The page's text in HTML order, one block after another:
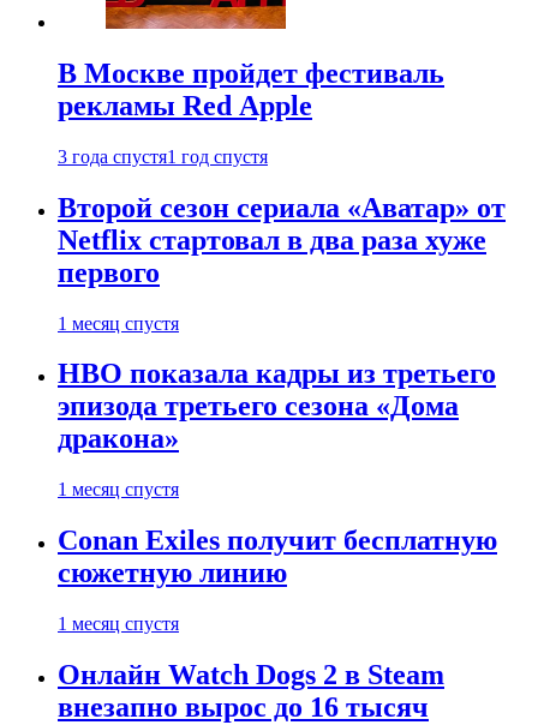
В Москве пройдет фестиваль
рекламы Red Apple
3 года спустя1 год спустя
Второй сезон сериала «Аватар» от
Netflix стартовал в два раза хуже
первого
1 месяц спустя
HBO показала кадры из третьего
эпизода третьего сезона «Дома
дракона»
1 месяц спустя
Conan Exiles получит бесплатную
сюжетную линию
1 месяц спустя
Онлайн Watch Dogs 2 в Steam
внезапно вырос до 16 тысяч